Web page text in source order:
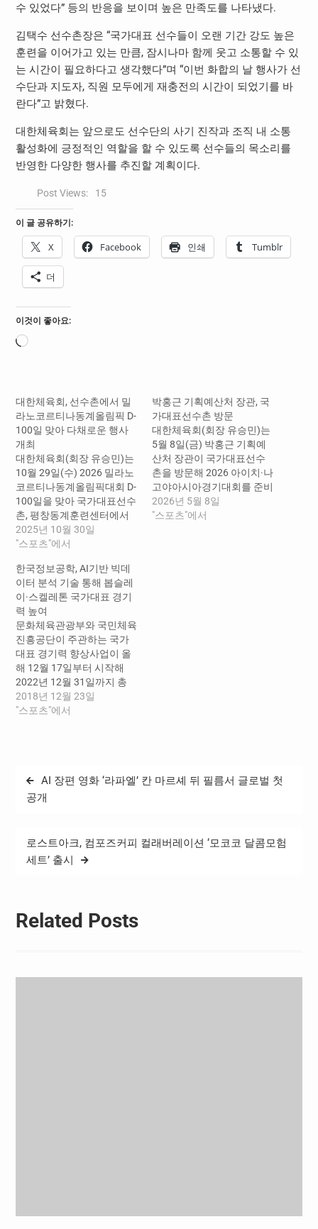
수 있었다” 등의 반응을 보이며 높은 만족도를 나타냈다.
김택수 선수촌장은 “국가대표 선수들이 오랜 기간 강도 높은
훈련을 이어가고 있는 만큼, 잠시나마 함께 웃고 소통할 수 있
는 시간이 필요하다고 생각했다”며 “이번 화합의 날 행사가 선
수단과 지도자, 직원 모두에게 재충전의 시간이 되었기를 바
란다”고 밝혔다.
대한체육회는 앞으로도 선수단의 사기 진작과 조직 내 소통
활성화에 긍정적인 역할을 할 수 있도록 선수들의 목소리를
반영한 다양한 행사를 추진할 계획이다.
Post Views: 15
이 글 공유하기:
X Facebook 인쇄 Tumblr
더
이것이 좋아요:
로
대한체육회, 선수촌에서 밀
라노코르티나동계올림픽 D-
100일 맞아 다채로운 행사
개최
대한체육회(회장 유승민)는
10월 29일(수) 2026 밀라노
코르티나동계올림픽대회 D-
100일을 맞아 국가대표선수
촌, 평창동계훈련센터에서
다채로운 행사를 개최하며
선수단의 사기를 진작하고
했다. □ 국가대표선수촌, 국
가대표 가족 초청 행사로 뜻
깊은 시간 가져 29일(수) 진
천 국가대표선수촌에서 ‘동
계종목 국가대표 가족초청
행사’가 개최되었다. 이번 행
사는 올림픽을 100일 앞두
고 마지막 담금질에 돌입한
국가대표 선수들에게 가장
큰 힘이 되어주는 가족을…
2025년 10월 30일
"스포츠"에서
박홍근 기획예산처 장관, 국
가대표선수촌 방문
대한체육회(회장 유승민)는
5월 8일(금) 박홍근 기획예
산처 장관이 국가대표선수
촌을 방문해 2026 아이치·나
고야아시아경기대회를 준비
중인 국가대표 선수단을 격
려했다고 밝혔다. 박홍근 장
2026년 5월 8일
"스포츠"에서
한국정보공학, AI기반 빅데
이터 분석 기술 통해 봅슬레
이·스켈레톤 국가대표 경기
력 높여
문화체육관광부와 국민체육
진흥공단이 주관하는 국가
대표 경기력 향상사업이 올
해 12월 17일부터 시작해
2022년 12월 31일까지 총
49개월간 진행될 예정이다.
이번 ‘첨단기술 기반 국가대
통한 봅슬레이 및 스켈레톤
종목의 국가대표 경기력 향
2018년 12월 23일
"스포츠"에서
글
탐
AI 장편 영화 ‘라파엘’ 칸 마르셰 뒤 필름서 글로벌 첫
공개
로스트아크, 컴포즈커피 컬래버레이션 ‘모코코 달콤모험
세트’ 출시
Related Posts